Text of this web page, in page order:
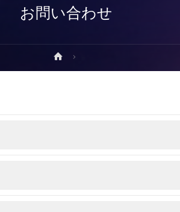
お問い合わせ
ホ
ー